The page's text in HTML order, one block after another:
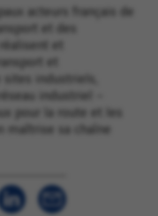
acteurs français de
et des
et
et
industriels,
industriel –
pour la route et les
maîtrise sa chaîne